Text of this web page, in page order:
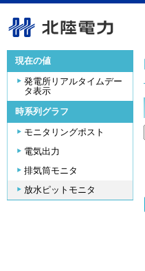
現在の値
発電所リアルタイムデー
タ表示
時系列グラフ
モニタリングポスト
電気出力
排気筒モニタ
放水ピットモニタ